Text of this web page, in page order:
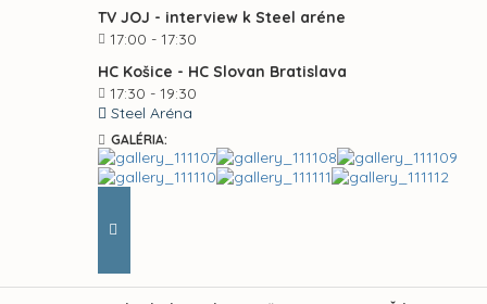
TV JOJ - interview k Steel aréne
17:00 - 17:30
HC Košice - HC Slovan Bratislava
17:30 - 19:30
Steel Aréna
GALÉRIA: